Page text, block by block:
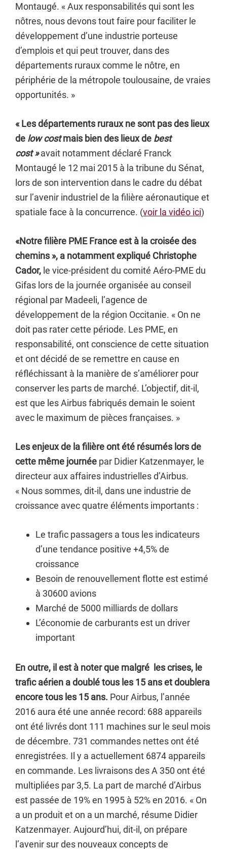
Montaugé. « Aux responsabilités qui sont les
nôtres, nous devons tout faire pour faciliter le
développement d’une industrie porteuse
d’emplois et qui peut trouver, dans des
départements ruraux comme le nôtre, en
périphérie de la métropole toulousaine, de vraies
opportunités. »
« Les départements ruraux ne sont pas des lieux
de low costmais bien des lieux de best
cost »avait notamment déclaré Franck
Montaugé le 12 mai 2015 à la tribune du Sénat,
lors de son intervention dans le cadre du débat
sur l’avenir industriel de la filière aéronautique et
spatiale face à la concurrence. (voir la vidéo ici)
«Notre filière PME France est à la croisée des
chemins », a notamment expliqué Christophe
Cador, le vice-président du comité Aéro-PME du
Gifas lors de la journée organisée au conseil
régional par Madeeli, l’agence de
développement de la région Occitanie. « On ne
doit pas rater cette période. Les PME, en
responsabilité, ont conscience de cette situation
et ont décidé de se remettre en cause en
réfléchissant à la manière de s’améliorer pour
conserver les parts de marché. L’objectif, dit-il,
est que les Airbus fabriqués demain le soient
avec le maximum de pièces françaises. »
Les enjeux de la filière ont été résumés lors de
cette même journée par Didier Katzenmayer, le
directeur aux affaires industrielles d’Airbus.
« Nous sommes, dit-il, dans une industrie de
croissance avec quatre éléments importants :
Le trafic passagers a tous les indicateurs
d’une tendance positive +4,5% de
croissance
Besoin de renouvellement flotte est estimé
à 30600 avions
Marché de 5000 milliards de dollars
L’économie de carburants est un driver
important
En outre, il est à noter que malgré les crises, le
trafic aérien a doublé tous les 15 ans et doublera
encore tous les 15 ans. Pour Airbus, l’année
2016 aura été une année record: 688 appareils
ont été livrés dont 111 machines sur le seul mois
de décembre. 731 commandes nettes ont été
enregistrées. Il y a actuellement 6874 appareils
en commande. Les livraisons des A 350 ont été
multipliées par 3,5. La part de marché d’Airbus
est passée de 19% en 1995 à 52% en 2016. « On
a un produit et on a un marché, résume Didier
Katzenmayer. Aujourd’hui, dit-il, on prépare
l’avenir sur des nouveaux concepts de